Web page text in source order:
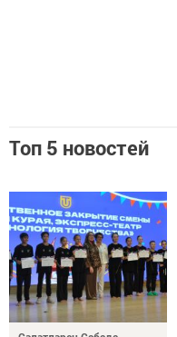
Топ 5 новостей